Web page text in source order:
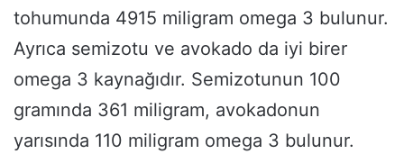
tohumunda 4915 miligram omega 3 bulunur.
Ayrıca semizotu ve avokado da iyi birer
omega 3 kaynağıdır. Semizotunun 100
gramında 361 miligram, avokadonun
yarısında 110 miligram omega 3 bulunur.